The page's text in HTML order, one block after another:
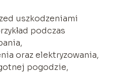
uszkodzeniami
podczas
oraz elektryzowania,
pogodzie,